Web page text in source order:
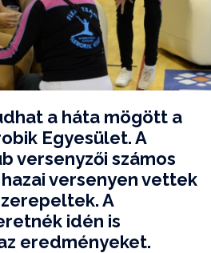
a háta mögött a
Egyesület. A
versenyzői számos
versenyen vettek
A
idén is
eredményeket.